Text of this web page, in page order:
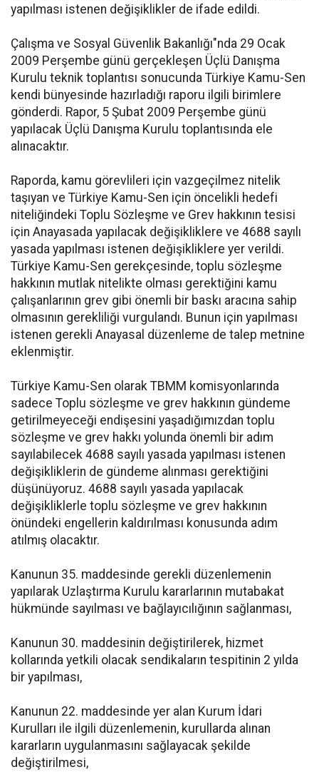
yapılması istenen değişiklikler de ifade edildi.
Çalışma ve Sosyal Güvenlik Bakanlığı"nda 29 Ocak
2009 Perşembe günü gerçekleşen Üçlü Danışma
Kurulu teknik toplantısı sonucunda Türkiye Kamu-Sen
kendi bünyesinde hazırladığı raporu ilgili birimlere
gönderdi. Rapor, 5 Şubat 2009 Perşembe günü
yapılacak Üçlü Danışma Kurulu toplantısında ele
alınacaktır.
Raporda, kamu görevlileri için vazgeçilmez nitelik
taşıyan ve Türkiye Kamu-Sen için öncelikli hedefi
niteliğindeki Toplu Sözleşme ve Grev hakkının tesisi
için Anayasada yapılacak değişikliklere ve 4688 sayılı
yasada yapılması istenen değişikliklere yer verildi.
Türkiye Kamu-Sen gerekçesinde, toplu sözleşme
hakkının mutlak nitelikte olması gerektiğini kamu
çalışanlarının grev gibi önemli bir baskı aracına sahip
olmasının gerekliliği vurgulandı. Bunun için yapılması
istenen gerekli Anayasal düzenleme de talep metnine
eklenmiştir.
Türkiye Kamu-Sen olarak TBMM komisyonlarında
sadece Toplu sözleşme ve grev hakkının gündeme
getirilmeyeceği endişesini yaşadığımızdan toplu
sözleşme ve grev hakkı yolunda önemli bir adım
sayılabilecek 4688 sayılı yasada yapılması istenen
değişikliklerin de gündeme alınması gerektiğini
düşünüyoruz. 4688 sayılı yasada yapılacak
değişikliklerle toplu sözleşme ve grev hakkının
önündeki engellerin kaldırılması konusunda adım
atılmış olacaktır.
Kanunun 35. maddesinde gerekli düzenlemenin
yapılarak Uzlaştırma Kurulu kararlarının mutabakat
hükmünde sayılması ve bağlayıcılığının sağlanması,
Kanunun 30. maddesinin değiştirilerek, hizmet
kollarında yetkili olacak sendikaların tespitinin 2 yılda
bir yapılması,
Kanunun 22. maddesinde yer alan Kurum İdari
Kurulları ile ilgili düzenlemenin, kurullarda alınan
kararların uygulanmasını sağlayacak şekilde
değiştirilmesi,